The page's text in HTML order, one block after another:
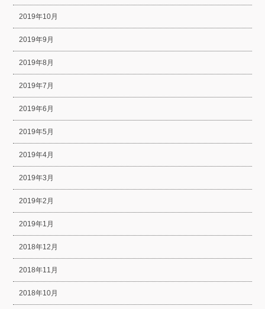
2019年10月
2019年9月
2019年8月
2019年7月
2019年6月
2019年5月
2019年4月
2019年3月
2019年2月
2019年1月
2018年12月
2018年11月
2018年10月